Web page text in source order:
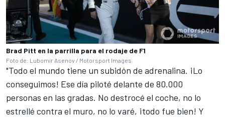
Brad Pitt en la parrilla para el rodaje de F1
Foto de: Lubomir Asenov / Motorsport Images
"Todo el mundo tiene un subidón de adrenalina. ¡Lo
conseguimos! Ese día piloté delante de 80.000
personas en las gradas. No destrocé el coche, no lo
estrellé contra el muro, no lo varé, ¡todo fue bien! Y